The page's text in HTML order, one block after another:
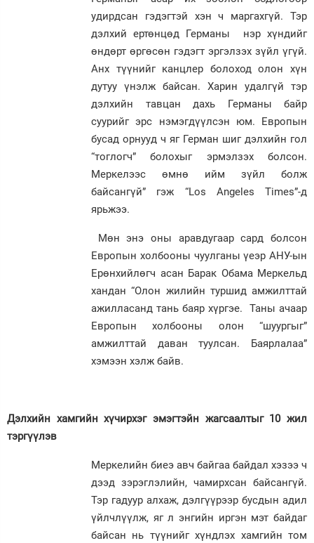
удирдсан гэдэгтэй хэн ч маргахгүй. Тэр
дэлхий ертөнцөд Германы нэр хүндийг
өндөрт өргөсөн гэдэгт эргэлзэх зүйл үгүй.
Анх түүнийг канцлер болоход олон хүн
дутуу үнэлж байсан. Харин удалгүй тэр
дэлхийн тавцан дахь Германы байр
суурийг эрс нэмэгдүүлсэн юм. Европын
бусад орнууд ч яг Герман шиг дэлхийн гол
“тоглогч” болохыг эрмэлзэх болсон.
Меркелээс өмнө ийм зүйл болж
байсангүй” гэж “Los Angeles Times”-д
ярьжээ.
Мөн энэ оны аравдугаар сард болсон
Европын холбооны чуулганы үеэр АНУ-ын
Ерөнхийлөгч асан Барак Обама Меркельд
хандан “Олон жилийн туршид амжилттай
ажилласанд тань баяр хүргэе. Таны ачаар
Европын холбооны олон “шуургыг”
амжилттай даван туулсан. Баярлалаа”
хэмээн хэлж байв.
Дэлхийн хамгийн хүчирхэг эмэгтэйн жагсаалтыг 10 жил
тэргүүлэв
Меркелийн биеэ авч байгаа байдал хэзээ ч
дээд зэрэглэлийн, чамирхсан байсангүй.
Тэр гадуур алхаж, дэлгүүрээр бусдын адил
үйлчлүүлж, яг л энгийн иргэн мэт байдаг
байсан нь түүнийг хүндлэх хамгийн том